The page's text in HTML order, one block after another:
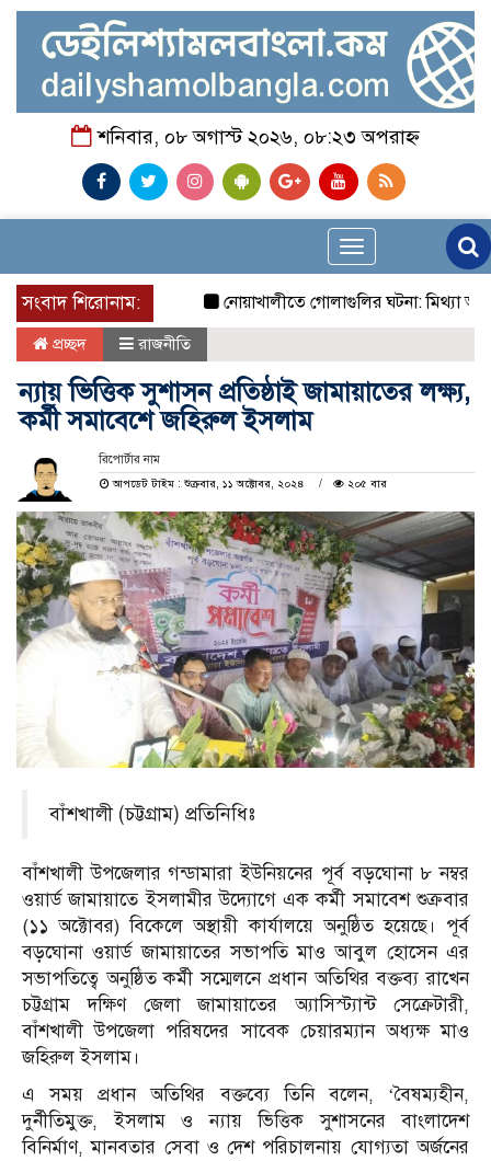
শনিবার, ০৮ অগাস্ট ২০২৬, ০৮:২৩ অপরাহ্ন
Toggle
navigation
সংবাদ শিরোনাম:
নোয়াখালীতে গোলাগুলির ঘটনা: মিথ্যা
প্রচ্ছদ রাজনীতি
ন্যায় ভিত্তিক সুশাসন প্রতিষ্ঠাই জামায়াতের লক্ষ্য,
কর্মী সমাবেশে জহিরুল ইসলাম
রিপোর্টার নাম
আপডেট টাইম : শুক্রবার, ১১ অক্টোবর, ২০২৪
২০৫ বার
বাঁশখালী (চট্টগ্রাম) প্রতিনিধিঃ
বাঁশখালী উপজেলার গন্ডামারা ইউনিয়নের পূর্ব বড়ঘোনা ৮ নম্বর
ওয়ার্ড জামায়াতে ইসলামীর উদ্যোগে এক কর্মী সমাবেশ শুক্রবার
(১১ অক্টোবর) বিকেলে অস্থায়ী কার্যালয়ে অনুষ্ঠিত হয়েছে। পূর্ব
বড়ঘোনা ওয়ার্ড জামায়াতের সভাপতি মাও আবুল হোসেন এর
সভাপতিত্বে অনুষ্ঠিত কর্মী সম্মেলনে প্রধান অতিথির বক্তব্য রাখেন
চট্টগ্রাম দক্ষিণ জেলা জামায়াতের অ্যাসিস্ট্যান্ট সেক্রেটারী,
বাঁশখালী উপজেলা পরিষদের সাবেক চেয়ারম্যান অধ্যক্ষ মাও
জহিরুল ইসলাম।
এ সময় প্রধান অতিথির বক্তব্যে তিনি বলেন, ‘বৈষম্যহীন,
দুর্নীতিমুক্ত, ইসলাম ও ন্যায় ভিত্তিক সুশাসনের বাংলাদেশ
বিনির্মাণ, মানবতার সেবা ও দেশ পরিচালনায় যােগ্যতা অর্জনের